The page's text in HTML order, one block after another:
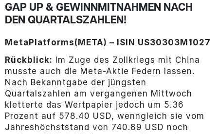
GAP UP & GEWINNMITNAHMEN NACH
DEN QUARTALSZAHLEN!
Meta Platforms(META) – ISIN US30303M1027
Rückblick: Im Zuge des Zollkriegs mit China
musste auch die Meta-Aktie Federn lassen.
Nach Bekanntgabe der jüngsten
Quartalszahlen am vergangenen Mittwoch
kletterte das Wertpapier jedoch um 5.36
Prozent auf 578.40 USD, wenngleich sie vom
Jahreshöchststand von 740.89 USD noch